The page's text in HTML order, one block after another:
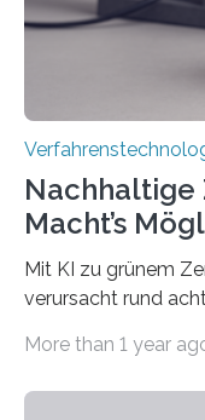
Nachhaltige
Macht’s
Mit KI zu grünem
verursacht rund
Flugverkehr.
More than 1 year